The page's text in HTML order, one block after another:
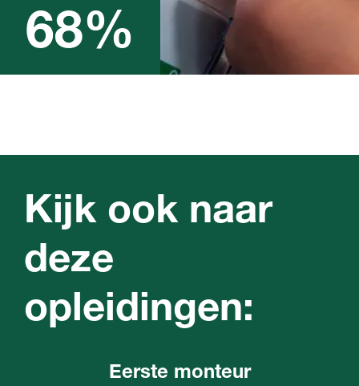
68%
Lees meer over studie in
cijfers
Kijk ook naar
deze
opleidingen:
Eerste monteur